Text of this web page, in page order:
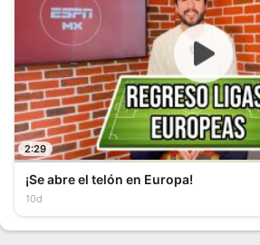
¡Se abre el telón en Europa!
10d
2:29